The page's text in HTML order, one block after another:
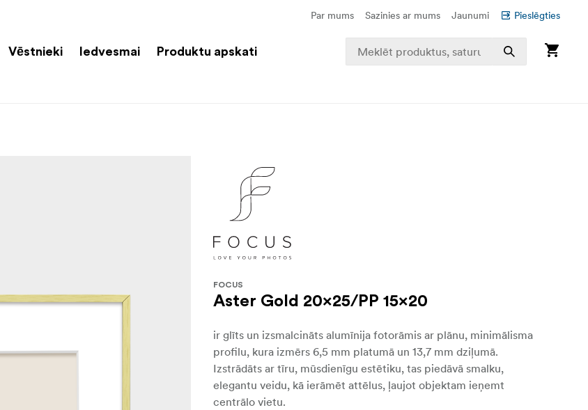
Par mums Sazinies ar mums Jaunumi Pieslēgties
Vēstnieki Iedvesmai Produktu apskati
FOCUS
Aster Gold 20x25/PP 15x20
ir glīts un izsmalcināts alumīnija fotorāmis ar plānu, minimālisma
profilu, kura izmērs 6,5 mm platumā un 13,7 mm dziļumā.
Izstrādāts ar tīru, mūsdienīgu estētiku, tas piedāvā smalku,
elegantu veidu, kā ierāmēt attēlus, ļaujot objektam ieņemt
centrālo vietu.